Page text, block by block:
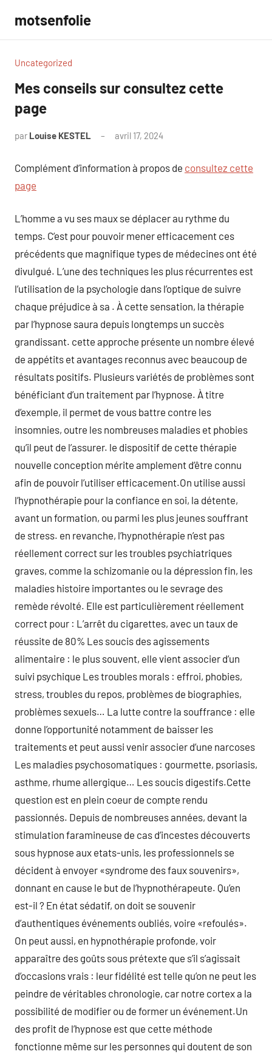
contenu
motsenfolie
Uncategorized
Mes conseils sur consultez cette
page
par Louise KESTEL avril 17, 2024
Complément d’information à propos de consultez cette
page
L’homme a vu ses maux se déplacer au rythme du
temps. C’est pour pouvoir mener efficacement ces
précédents que magnifique types de médecines ont été
divulgué. L’une des techniques les plus récurrentes est
l’utilisation de la psychologie dans l’optique de suivre
chaque préjudice à sa . À cette sensation, la thérapie
par l’hypnose saura depuis longtemps un succès
grandissant. cette approche présente un nombre élevé
de appétits et avantages reconnus avec beaucoup de
résultats positifs. Plusieurs variétés de problèmes sont
bénéficiant d’un traitement par l’hypnose. À titre
d’exemple, il permet de vous battre contre les
insomnies, outre les nombreuses maladies et phobies
qu’il peut de l’assurer. le dispositif de cette thérapie
nouvelle conception mérite amplement d’être connu
afin de pouvoir l’utiliser efficacement.On utilise aussi
l’hypnothérapie pour la confiance en soi, la détente,
avant un formation, ou parmi les plus jeunes souffrant
de stress. en revanche, l’hypnothérapie n’est pas
réellement correct sur les troubles psychiatriques
graves, comme la schizomanie ou la dépression fin, les
maladies histoire importantes ou le sevrage des
remède révolté. Elle est particulièrement réellement
correct pour : L’arrêt du cigarettes, avec un taux de
réussite de 80% Les soucis des agissements
alimentaire : le plus souvent, elle vient associer d’un
suivi psychique Les troubles morals : effroi, phobies,
stress, troubles du repos, problèmes de biographies,
problèmes sexuels… La lutte contre la souffrance : elle
donne l’opportunité notamment de baisser les
traitements et peut aussi venir associer d’une narcoses
Les maladies psychosomatiques : gourmette, psoriasis,
asthme, rhume allergique… Les soucis digestifs.Cette
question est en plein coeur de compte rendu
passionnés. Depuis de nombreuses années, devant la
stimulation faramineuse de cas d’incestes découverts
sous hypnose aux etats-unis, les professionnels se
décident à envoyer «syndrome des faux souvenirs»,
donnant en cause le but de l’hypnothérapeute. Qu’en
est-il ? En état sédatif, on doit se souvenir
d’authentiques événements oubliés, voire «refoulés».
On peut aussi, en hypnothérapie profonde, voir
apparaître des goûts sous prétexte que s’il s’agissait
d’occasions vrais : leur fidélité est telle qu’on ne peut les
peindre de véritables chronologie, car notre cortex a la
possibilité de modifier ou de former un événement.Un
des profit de l’hypnose est que cette méthode
fonctionne même sur les personnes qui doutent de son